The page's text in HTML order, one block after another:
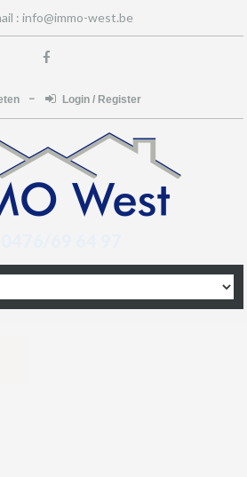
: info@immo-west.be
Login / Register